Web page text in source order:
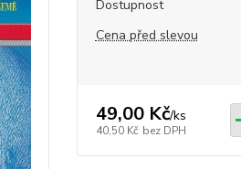
Dostupnost
Cena před slevou
49,00 Kč/ks
40,50 Kč bez DPH